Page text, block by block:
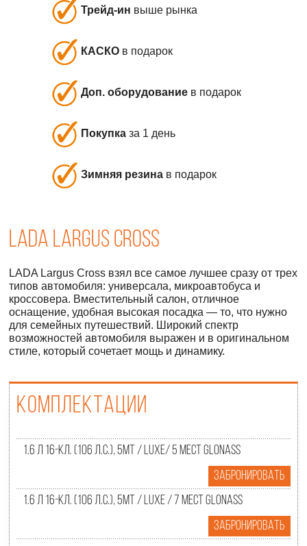
Трейд-ин выше рынка
КАСКО в подарок
Доп. оборудование в подарок
Покупка за 1 день
Зимняя резина в подарок
LADA Largus Cross
LADA Largus Cross взял все самое лучшее сразу от трех
типов автомобиля: универсала, микроавтобуса и
кроссовера. Вместительный салон, отличное
оснащение, удобная высокая посадка — то, что нужно
для семейных путешествий. Широкий спектр
возможностей автомобиля выражен и в оригинальном
стиле, который сочетает мощь и динамику.
Комплектации
1.6 л 16-кл. (106 л.с.), 5МТ / Luxe/ 5 мест Glonass
Забронировать
1.6 л 16-кл. (106 л.с.), 5МТ / Luxe / 7 мест Glonass
Забронировать